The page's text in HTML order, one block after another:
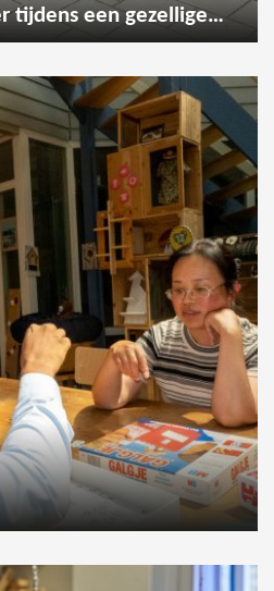
Geniet van de zomer tijdens een gezellige wandeling